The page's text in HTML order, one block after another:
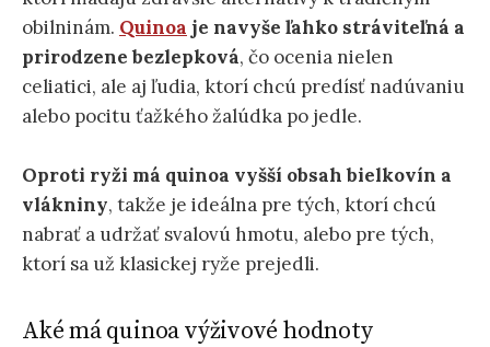
obilninám. Quinoa je navyše ľahko stráviteľná a
prirodzene bezlepková, čo ocenia nielen
celiatici, ale aj ľudia, ktorí chcú predísť nadúvaniu
alebo pocitu ťažkého žalúdka po jedle.
Oproti ryži má quinoa vyšší obsah bielkovín a
vlákniny, takže je ideálna pre tých, ktorí chcú
nabrať a udržať svalovú hmotu, alebo pre tých,
ktorí sa už klasickej ryže prejedli.
Aké má quinoa výživové ​​hodnoty